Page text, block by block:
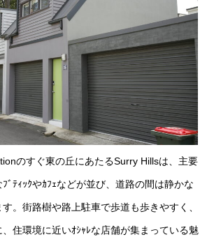
のすぐ東の丘にあたるSurry Hillsは、主要
ﾞﾃｨｯｸやｶﾌｪなどが並び、道路の間は静かな
。街路樹や路上駐車で歩道も歩きやすく、
住環境に近いｵｼｬﾚな店舗が集まっている魅